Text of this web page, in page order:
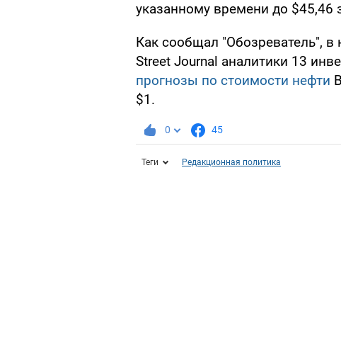
указанному времени до $45,46
Как сообщал "Обозреватель", в
Street Journal аналитики 13
прогнозы по стоимости нефти
$1.
0 45
Теги Редакционная политика